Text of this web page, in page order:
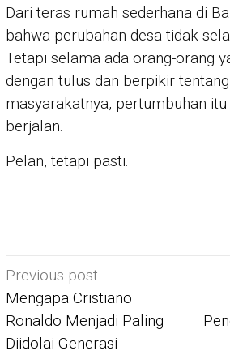
Dari teras rumah sederhana di
bahwa perubahan desa tidak
Tetapi selama ada orang-orang
dengan tulus dan berpikir
masyarakatnya, pertumbuhan
berjalan.
Pelan, tetapi pasti.
Post
navigation
Previous post
Mengapa Cristiano
Ronaldo Menjadi Paling
Diidolai Generasi